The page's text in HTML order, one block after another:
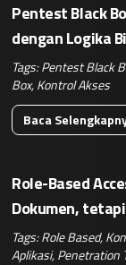
Pentest Black
dengan Logika
Tags:Pentest Black
Box,Kontrol Akses
Baca
Role-Based
Dokumen,
Nyata
Tags:Role Based,
Aplikasi,Penetration